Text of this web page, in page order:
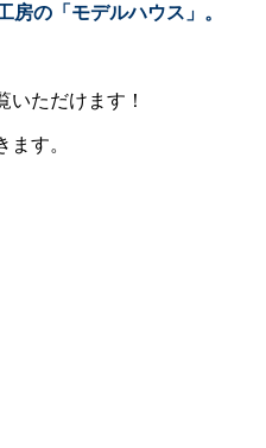
房の「モデルハウス」。
いただけます！
す。